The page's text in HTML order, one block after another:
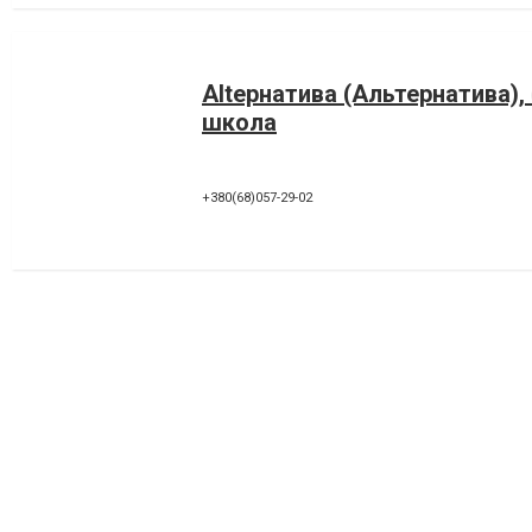
Altернатива
школа
+380(68)057-29-02